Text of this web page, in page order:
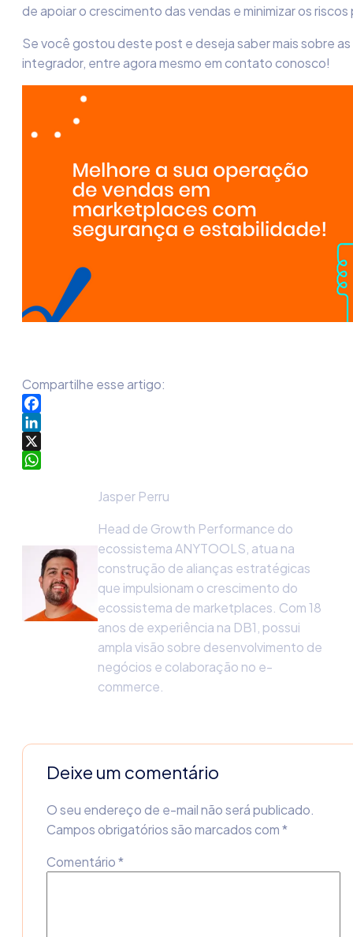
de apoiar o crescimento das vendas e minimizar os
Se você gostou deste post e deseja saber mais sobre
integrador, entre agora mesmo em contato conosco!
Compartilhe esse artigo:
Facebook
LinkedIn
X
Jasper Perru
Head de Growth Performance do
ecossistema ANYTOOLS, atua na
construção de alianças estratégicas
que impulsionam o crescimento do
ecossistema de marketplaces. Com 18
anos de experiência na DB1, possui
ampla visão sobre desenvolvimento de
negócios e colaboração no e-
commerce.
Deixe um comentário
O seu endereço de e-mail não será publicado.
Campos obrigatórios são marcados com*
Comentário*